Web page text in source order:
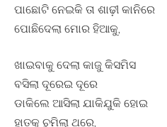
ପାଛୋଟି ନେଇକି ତା ଶାଢ଼ୀ କାନିରେ
ପୋଛିଦେଲା ମୋର ହିଆକୁ,
ଖାଇବାକୁ ଦେଲା କାଜୁ କିସମିସ
ବସିଲା ଦୂରେଇ ଦୂରେ
ଡାକିଲେ ଆସିଲା ଯାକିଯୁକି ହୋଇ
ହାତକୁ ଚୁମିଲା ଥରେ,